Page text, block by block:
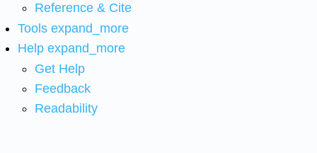
Reference & Cite
Tools expand_more
Help expand_more
Get Help
Feedback
Readability